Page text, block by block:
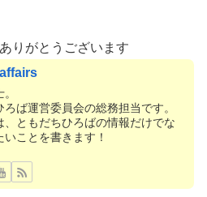
りがとうございます
ろば運営委員会の総務担当です。
、ともだちひろばの情報だけでな
いことを書きます！